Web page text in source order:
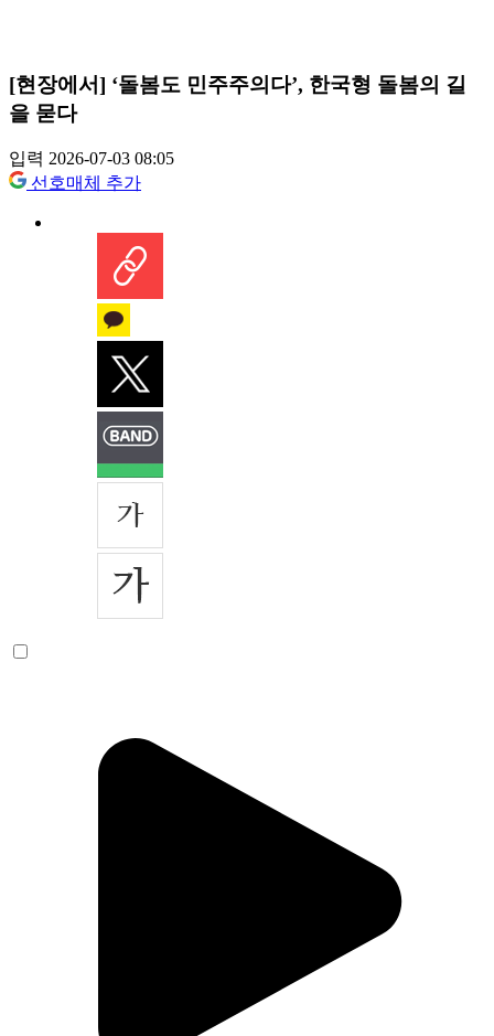
[현장에서] ‘돌봄도 민주주의다’, 한국형 돌봄의 길
을 묻다
입력 2026-07-03 08:05
선호매체 추가